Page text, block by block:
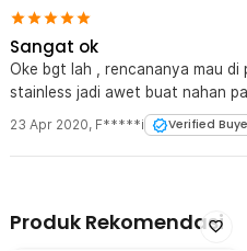
Sangat ok
Oke bgt lah , rencananya mau di
stainless jadi awet buat nahan
23 Apr 2020, F*****i Verified
Produk Rekomendasi